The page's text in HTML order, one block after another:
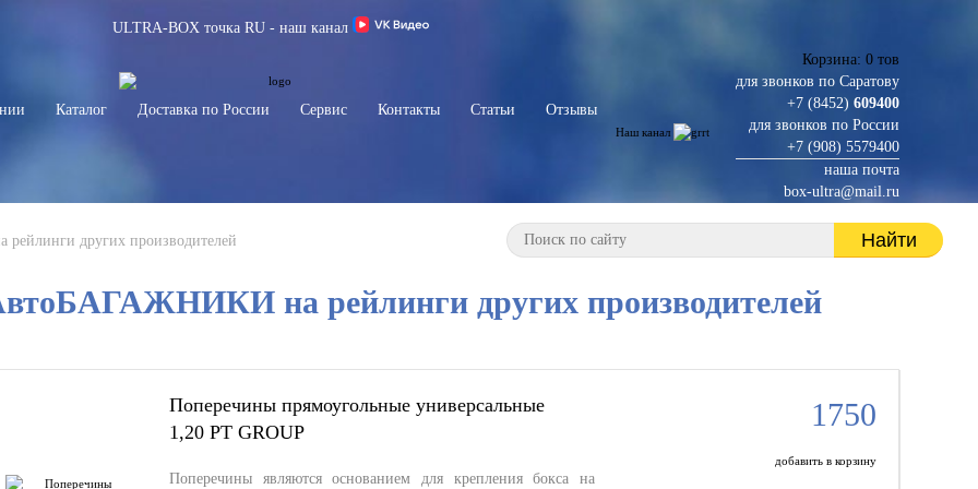
ULTRA-BOX точка RU - наш канал
Каталог Доставка по России Сервис Контакты Статьи Отзывы
Наш канал
Корзина: 0 тов
для звонков по Саратову
+7 (8452) 609400
для звонков по России
+7 (908) 5579400
наша почта
box-ultra@mail.ru
других производителей
на рейлинги других производителей
Поперечины прямоугольные универсальные
1,20 PT GROUP
Поперечины являются основанием для крепления бокса на
1750
добавить в корзину